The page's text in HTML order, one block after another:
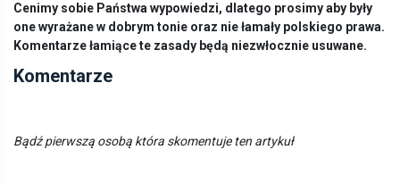
Cenimy sobie Państwa wypowiedzi, dlatego prosimy aby były
one wyrażane w dobrym tonie oraz nie łamały polskiego prawa.
Komentarze łamiące te zasady będą niezwłocznie usuwane.
Komentarze
Bądź pierwszą osobą która skomentuje ten artykuł